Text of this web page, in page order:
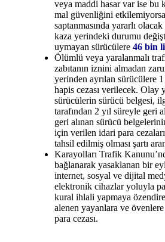
veya maddi hasar var ise bu
mal güvenliğini
saptanmasında yararlı
kaza yerindeki durumu
uymayan sürücülere46 bin
Ölümlü veya yaralanmalı
zabıtanın iznini almadan
yerinden ayrılan sürücülere
hapis cezası verilecek. Olay
sürücülerin sürücü belgesi,
tarafından 2 yıl süreyle geri
geri alınan sürücü
için verilen idari para
tahsil edilmiş olması şartı
Karayolları Trafik
bağlanarak yasaklanan bir
internet, sosyal ve dijital
elektronik cihazlar yoluyla
kural ihlali yapmaya
alenen yayanlara ve
para cezası.